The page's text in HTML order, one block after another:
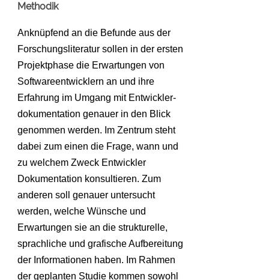
Methodik
Anknüpfend an die Befunde aus der
Forschungsliteratur sollen in der ersten
Projektphase die Erwartungen von
Softwareentwicklern an und ihre
Erfahrung im Umgang mit Entwickler-
dokumentation genauer in den Blick
genommen werden. Im Zentrum steht
dabei zum einen die Frage, wann und
zu welchem Zweck Entwickler
Dokumentation konsultieren. Zum
anderen soll genauer untersucht
werden, welche Wünsche und
Erwartungen sie an die strukturelle,
sprachliche und grafische Aufbereitung
der Informationen haben. Im Rahmen
der geplanten Studie kommen sowohl